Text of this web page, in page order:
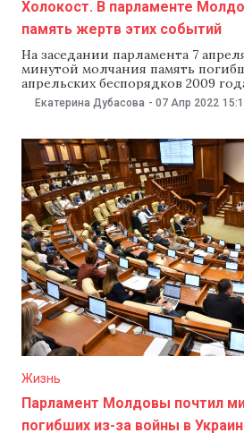
Холокост. В парламенте
память жертв этих событий
На заседании парламента 7
минутой молчания память
апрельских беспорядков 2009
также память евреев, погибших в
погрома в Кишиневе в апреле
Почтить их память предложили
Екатерина Дубасова - 07 Апр 2022
Жизнь
Парламент Молдовы почтил
погибших из-за войны в